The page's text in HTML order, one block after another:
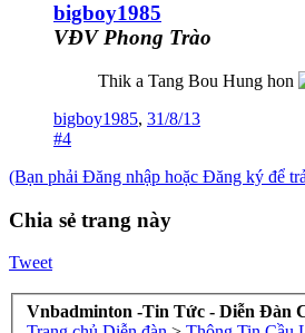
bigboy1985
VĐV Phong Trào
Thik a Tang Bou Hung hon
bigboy1985, 31/8/13
#4
(Bạn phải Đăng nhập hoặc Đăng ký để
Chia sẻ trang này
Tweet
Vnbadminton -Tin Tức - Diễn Đàn